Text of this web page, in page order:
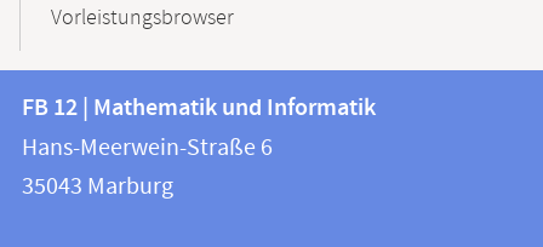
Vorleistungsbrowser
Kontakt
und
Informationen
FB
12
|
FB 12 | Mathematik und Informatik
Hans-Meerwein-Straße 6
35043 Marburg